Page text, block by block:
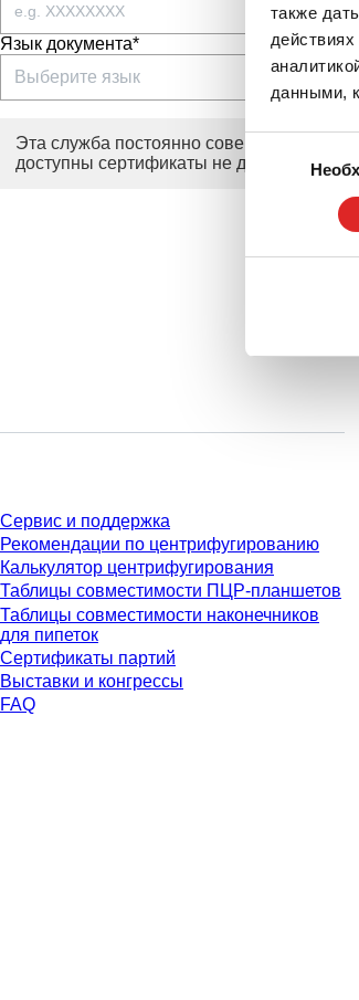
также
данными,
согласия
Язык документа*
Эта служба постоянно
доступны сертификаты не для всей
Сервис и поддержка
Рекомендации по центрифугированию
Калькулятор центрифугирования
Таблицы совместимости ПЦР-планшетов
Таблицы совместимости наконечников
для пипеток
Сертификаты партий
Выставки и конгрессы
FAQ